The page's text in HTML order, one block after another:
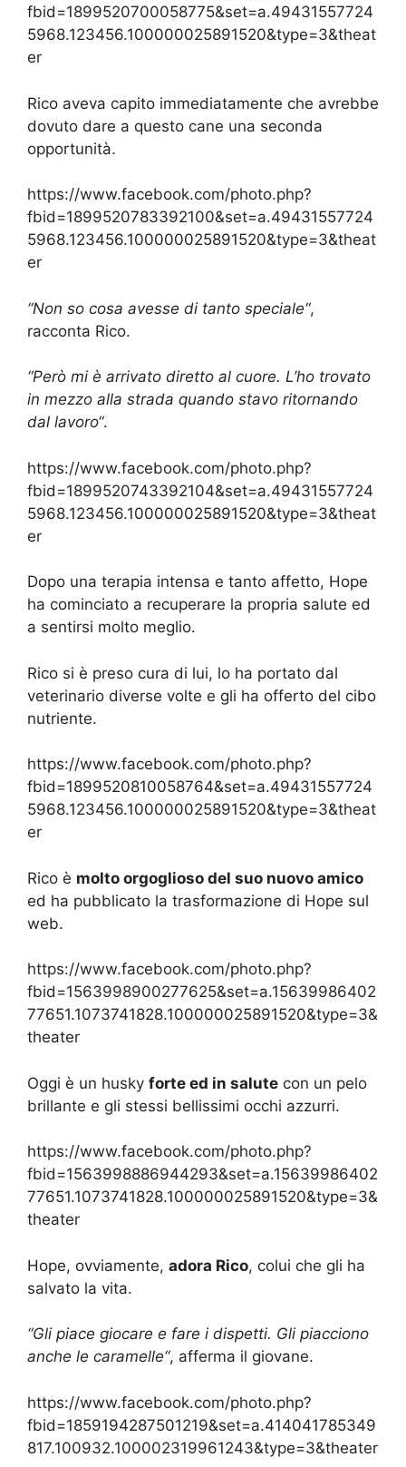
fbid=1899520700058775&set=a.49431557724
5968.123456.100000025891520&type=3&theat
er
Rico aveva capito immediatamente che avrebbe
dovuto dare a questo cane una seconda
opportunità.
https://www.facebook.com/photo.php?
fbid=1899520783392100&set=a.49431557724
5968.123456.100000025891520&type=3&theat
er
“Non so cosa avesse di tanto speciale“,
racconta Rico.
“Però mi è arrivato diretto al cuore. L’ho trovato
in mezzo alla strada quando stavo ritornando
dal lavoro“.
https://www.facebook.com/photo.php?
fbid=1899520743392104&set=a.49431557724
5968.123456.100000025891520&type=3&theat
er
Dopo una terapia intensa e tanto affetto, Hope
ha cominciato a recuperare la propria salute ed
a sentirsi molto meglio.
Rico si è preso cura di lui, lo ha portato dal
veterinario diverse volte e gli ha offerto del cibo
nutriente.
https://www.facebook.com/photo.php?
fbid=1899520810058764&set=a.49431557724
5968.123456.100000025891520&type=3&theat
er
Rico è molto orgoglioso del suo nuovo amico
ed ha pubblicato la trasformazione di Hope sul
web.
https://www.facebook.com/photo.php?
fbid=1563998900277625&set=a.15639986402
77651.1073741828.100000025891520&type=3&
theater
Oggi è un husky forte ed in salute con un pelo
brillante e gli stessi bellissimi occhi azzurri.
https://www.facebook.com/photo.php?
fbid=1563998886944293&set=a.15639986402
77651.1073741828.100000025891520&type=3&
theater
Hope, ovviamente, adora Rico, colui che gli ha
salvato la vita.
“Gli piace giocare e fare i dispetti. Gli piacciono
anche le caramelle“, afferma il giovane.
https://www.facebook.com/photo.php?
fbid=1859194287501219&set=a.414041785349
817.100932.100002319961243&type=3&theater